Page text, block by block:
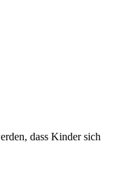
dass Kinder sich